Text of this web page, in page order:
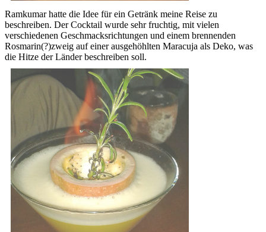
Ramkumar hatte die Idee für ein Getränk meine Reise zu
beschreiben. Der Cocktail wurde sehr fruchtig, mit vielen
verschiedenen Geschmacksrichtungen und einem brennenden
Rosmarin(?)zweig auf einer ausgehöhlten Maracuja als Deko, was
die Hitze der Länder beschreiben soll.